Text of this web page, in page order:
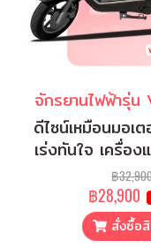
จักรยานไฟฟ้ารุ่
ดีไซน์เหมือนมอเ
เร่งทันใจ เครื่อง
฿
฿28,900
สั่งซื้อ